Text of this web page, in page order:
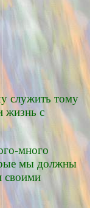
служить тому
жизнь с
много
мы должны
своими